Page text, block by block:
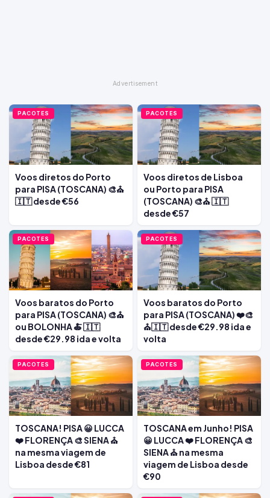
PACOTES
Voos diretos do Porto
para PISA (TOSCANA) 🎨⛪
🇮🇹 desde €56
PACOTES
Voos diretos de Lisboa
ou Porto para PISA
(TOSCANA) 🎨⛪ 🇮🇹
desde €57
PACOTES
Voos baratos do Porto
para PISA (TOSCANA) 🎨⛪
ou BOLONHA 🍝 🇮🇹
desde €29.98 ida e volta
PACOTES
Voos baratos do Porto
para PISA (TOSCANA) ❤️🎨
⛪🇮🇹 desde €29.98 ida e
volta
PACOTES
TOSCANA! PISA 😀 LUCCA
❤️ FLORENÇA 🎨 SIENA ⛪
na mesma viagem de
Lisboa desde €81
PACOTES
TOSCANA em Junho! PISA
😀 LUCCA ❤️ FLORENÇA 🎨
SIENA ⛪ na mesma
viagem de Lisboa desde
€90